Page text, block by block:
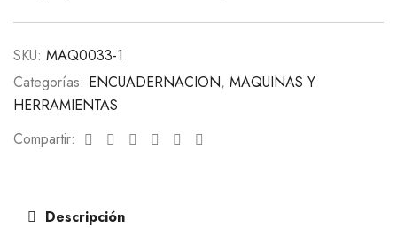
SKU: MAQ0033-1
Categorías: ENCUADERNACION, MAQUINAS Y
HERRAMIENTAS
Compartir:
Facebook
TwitterLinkedinGoogle+Pinterest
Descripción